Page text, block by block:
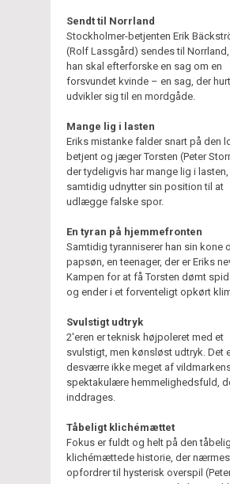
Sendt til Norrland
Stockholmer-betjenten Erik
(Rolf Lassgård) sendes til
han skal efterforske en sag om en
forsvundet kvinde – en sag, der
udvikler sig til en mordgåde.
Mange lig i lasten
Eriks mistanke falder snart på den
betjent og jæger Torsten (Peter
der tydeligvis har mange lig i lasten,
samtidig udnytter sin position til at
udlægge falske spor.
En tyran på hjemmefronten
Samtidig tyranniserer han sin kone
papsøn, en teenager, der er Eriks
Kampen for at få Torsten dømt
og ender i et forventeligt opkørt
Svulstigt udtryk
2'eren er teknisk højpoleret med et
svulstigt, men kønsløst udtryk. Det
desværre ikke meget af
spektakulære hemmelighedsfuld,
inddrages.
Tåbeligt klichémættet
Fokus er fuldt og helt på den
klichémættede historie, der
opfordrer til hysterisk overspil